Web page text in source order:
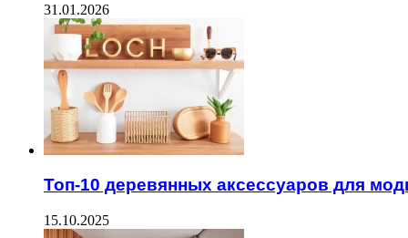
31.01.2026
Топ-10 деревянных аксессуаров для
15.10.2025